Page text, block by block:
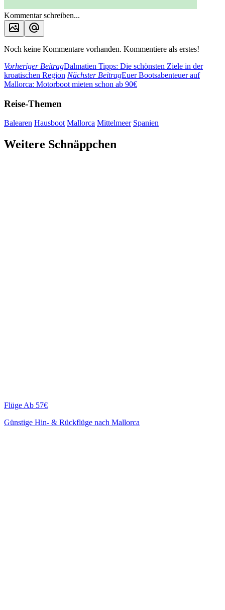
Kommentar schreiben...
Noch keine Kommentare vorhanden. Kommentiere als erstes!
Vorheriger BeitragDalmatien Tipps: Die schönsten Ziele in der
kroatischen Region Nächster BeitragEuer Bootsabenteuer auf
Mallorca: Motorboot mieten schon ab 90€
Reise-Themen
Balearen Hausboot Mallorca Mittelmeer Spanien
Weitere Schnäppchen
Flüge Ab 57€
Günstige Hin- & Rückflüge nach Mallorca